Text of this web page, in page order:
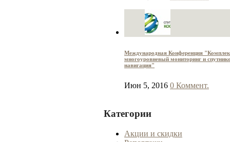
Международная Конференция
многоуровневый мониторинг и
навигация"
Июн 5, 2016 0 Коммент.
Категории
Акции и скидки